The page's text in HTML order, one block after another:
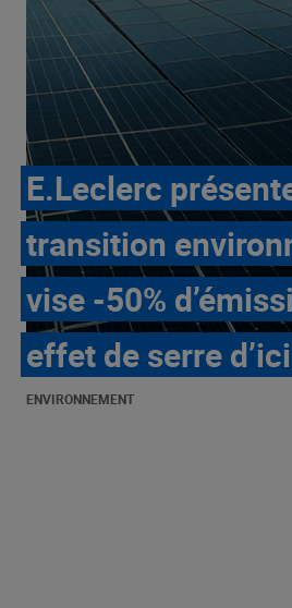
E.Leclerc
transition
vise -50%
effet de serre
ENVIRONNEMENT